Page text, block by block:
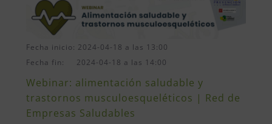
Fecha inicio: 2024-04-18 a las 13:00
Fecha fin: 2024-04-18 a las 14:00
Webinar: alimentación saludable y
trastornos musculoesqueléticos | Red de
Empresas Saludables